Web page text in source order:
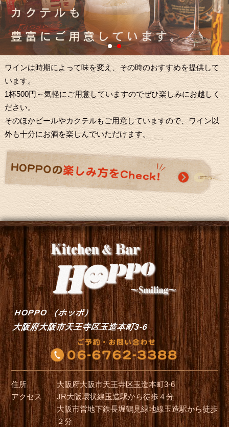
ワインは時期によって味を変え、その時のおすすめを提供して
います。
1杯500円～気軽にご用意していますのでぜひ楽しみにお越しく
ださい。
そのほかビールやカクテルもご用意していますので、ワイン以
外も十分にお酒を楽しんでいただけます。
HOPPO （ホッポ）
大阪府大阪市天王寺区玉造本町3-6
住所
大阪府大阪市天王寺区玉造本町3-6
アクセス
JR大阪環状線玉造駅から徒歩４分
大阪市営地下鉄長堀鶴見緑地線玉造駅から徒歩
２分